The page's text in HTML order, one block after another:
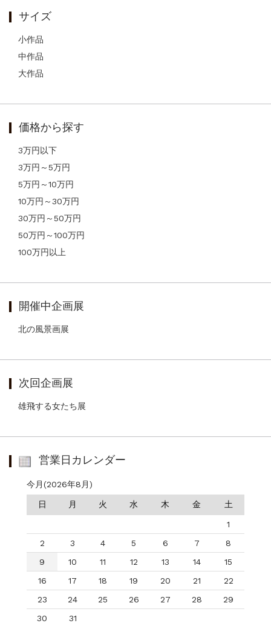
サイズ
小作品
中作品
大作品
価格から探す
3万円以下
3万円～5万円
5万円～10万円
10万円～30万円
30万円～50万円
50万円～100万円
100万円以上
開催中企画展
北の風景画展
次回企画展
雄飛する女たち展
営業日カレンダー
今月(2026年8月)
日 月 火 水 木 金 土
1
2
3 4 5 6 7
8
9
10 11 12 13 14
15
16
17 18 19 20 21
22
23
24 25 26 27 28
29
30
31